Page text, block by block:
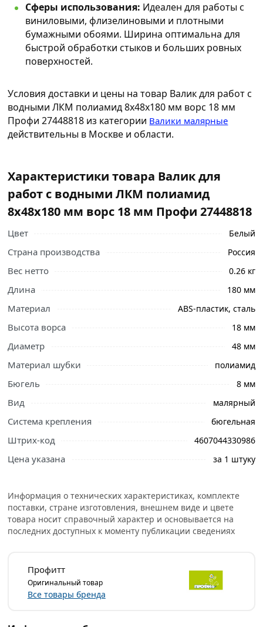
Сферы использования: Идеален для работы с
виниловыми, флизелиновыми и плотными
бумажными обоями. Ширина оптимальна для
быстрой обработки стыков и больших ровных
поверхностей.
Условия доставки и цены на товар Валик для работ с
водными ЛКМ полиамид 8х48х180 мм ворс 18 мм
Профи 27448818 из категории Валики малярные
действительны в Москве и области.
Характеристики товара Валик для
работ с водными ЛКМ полиамид
8х48х180 мм ворс 18 мм Профи 27448818
Цвет Белый
Страна производства Россия
Вес нетто 0.26 кг
Длина 180 мм
Материал ABS-пластик, сталь
Высота ворса 18 мм
Диаметр 48 мм
Материал шубки полиамид
Бюгель 8 мм
Вид малярный
Система крепления бюгельная
Штрих-код 4607044330986
Цена указана за 1 штуку
Информация о технических характеристиках, комплекте
поставки, стране изготовления, внешнем виде и цвете
товара носит справочный характер и основывается на
последних доступных к моменту публикации сведениях
Профитт
Оригинальный товар
Все товары бренда